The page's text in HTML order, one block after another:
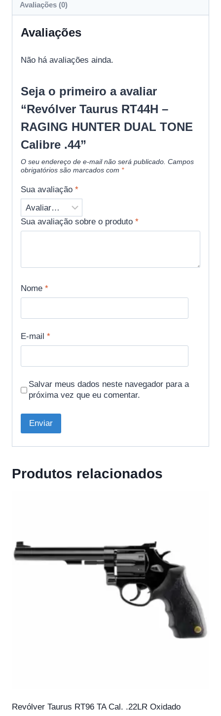
Avaliações (0)
Avaliações
Não há avaliações ainda.
Seja o primeiro a avaliar
“Revólver Taurus RT44H –
RAGING HUNTER DUAL TONE
Calibre .44”
O seu endereço de e-mail não será publicado. Campos
obrigatórios são marcados com *
Sua avaliação *
Sua avaliação sobre o produto *
Nome *
E-mail *
Salvar meus dados neste navegador para a
próxima vez que eu comentar.
Produtos relacionados
Revólver Taurus RT96 TA Cal. .22LR Oxidado